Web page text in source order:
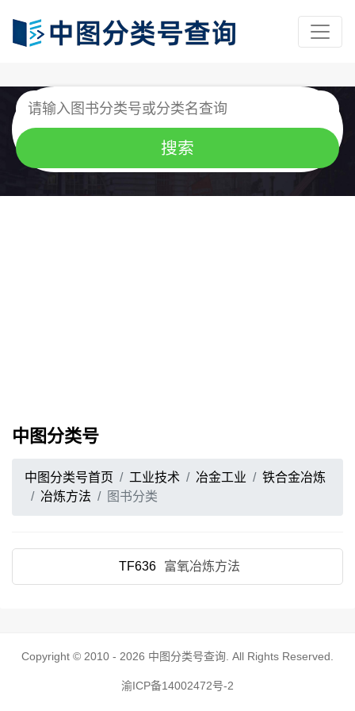
中图分类号
中图分类号首页 工业技术 冶金工业
铁合金冶炼
冶炼方法
图书分类
TF636 富氧冶炼方法
Copyright © 2010 - 2026 中图分类号查询 . All Rights Reserved.
渝ICP备14002472号-2